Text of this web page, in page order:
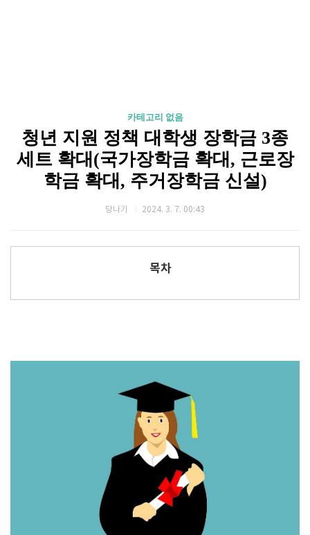
카테고리 없음
청년 지원 정책 대학생 장학금 3종
세트 확대(국가장학금 확대, 근로장
학금 확대, 주거장학금 신설)
당나기 2024. 3. 7. 00:43
목차